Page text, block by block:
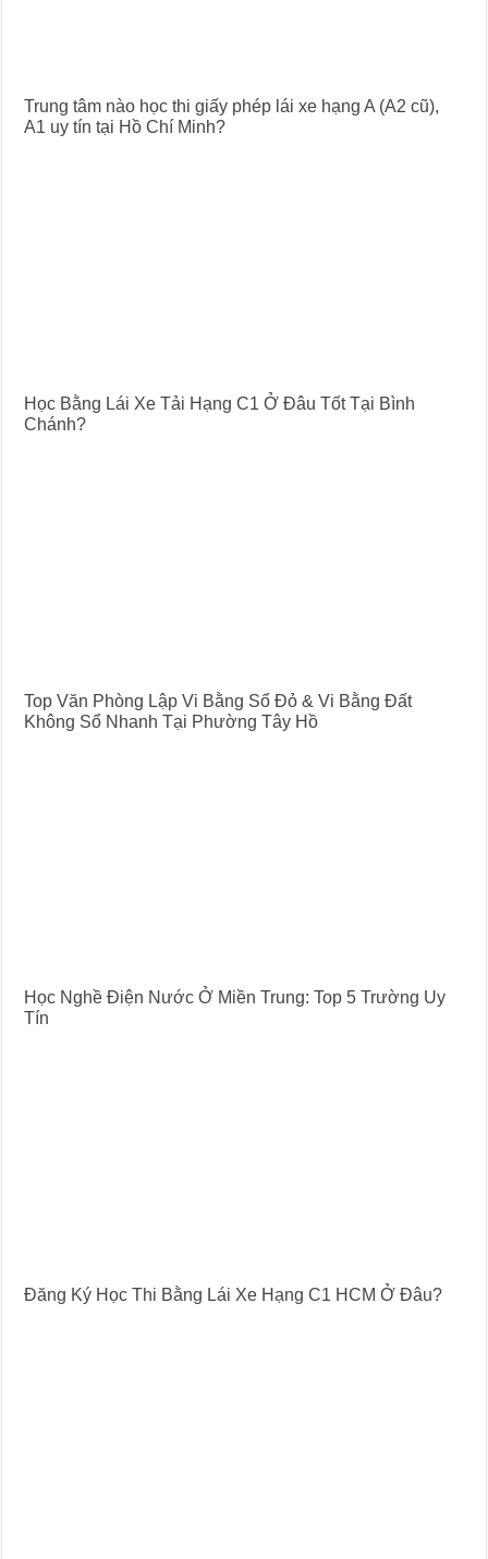
Trung tâm nào học thi giấy phép lái xe hạng A (A2 cũ),
A1 uy tín tại Hồ Chí Minh?
Học Bằng Lái Xe Tải Hạng C1 Ở Đâu Tốt Tại Bình
Chánh?
Top Văn Phòng Lập Vi Bằng Sổ Đỏ & Vi Bằng Đất
Không Sổ Nhanh Tại Phường Tây Hồ
Học Nghề Điện Nước Ở Miền Trung: Top 5 Trường Uy
Tín
Đăng Ký Học Thi Bằng Lái Xe Hạng C1 HCM Ở Đâu?